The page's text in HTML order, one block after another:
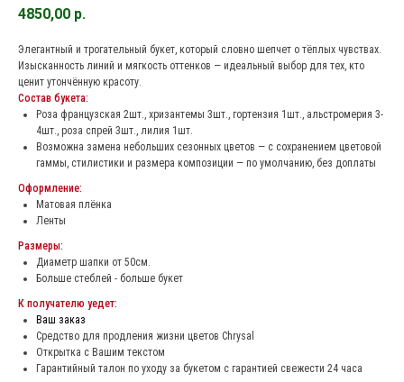
4850,00 р.
Элегантный и трогательный букет, который словно шепчет о тёплых чувствах.
Изысканность линий и мягкость оттенков — идеальный выбор для тех, кто
ценит утончённую красоту.
Состав букета:
Роза французская 2шт., хризантемы 3шт., гортензия 1шт., альстромерия 3-
4шт., роза спрей 3шт., лилия 1шт.
Возможна замена небольших сезонных цветов — с сохранением цветовой
гаммы, стилистики и размера композиции — по умолчанию, без доплаты
Оформление:
Матовая плёнка
Ленты
Размеры:
Диаметр шапки от 50см.
Больше стеблей - больше букет
К получателю уедет:
Ваш заказ
Средство для продления жизни цветов Chrysal
Открытка с Вашим текстом
Гарантийный талон по уходу за букетом с гарантией свежести 24 часа